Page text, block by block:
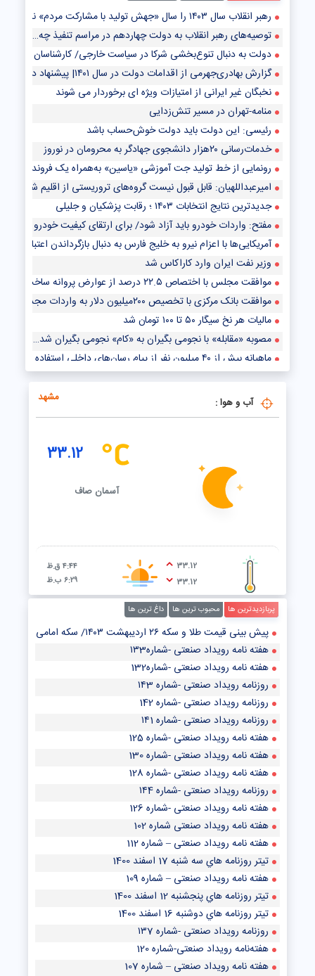
رهبر انقلاب سال ۱۴۰۳ را سال «جهش تولید با مشارکت مردم» نامگذاری کردند
توصیه‌های رهبر انقلاب به دولت چهاردهم در مراسم تنفیذ چه بود؟
دولت به دنبال تنوع‌بخشی شرکا در سیاست خارجی/ کارشناسان چه می‌گویند؟
گزارش بهادری‌جهرمی از اقدامات دولت در سال ۱۴۰۱| پیشنهاد دولت برای افزایش حقوق‌ها، روش پلکانی بود
نخبگان غیر ایرانی از امتیازات ویژه ای برخوردار می شوند
منامه-تهران در مسیر تنش‌زدایی
رئیسی: این دولت باید دولت خوش‌حساب باشد
خدمات‌رسانی ۲۰هزار دانشجوی جهادگر به محرومان در نوروز
رونمایی از خط تولید جت آموزشی «یاسین» به‌همراه یک فروند جدید
امیرعبداللهیان: قابل قبول نیست گروه‌های تروریستی از اقلیم شمال
جدیدترین نتایج انتخابات ۱۴۰۳ ؛ رقابت پزشکیان و جلیلی
مفتح: واردات خودرو باید آزاد شود/ برای ارتقای کیفیت خودرو فضای
آمریکایی‌ها با اعزام نیرو به خلیج فارس به دنبال بازگرداندن اعتبار از
وزیر نفت ایران وارد کاراکاس شد
موافقت مجلس با اختصاص ۲۲.۵ درصد از عوارض پروانه ساخت برای بیمه کارگران ساختمانی
موافقت بانک مرکزی با تخصیص ۲۰۰میلیون دلار به واردات مجدد خودروهای نو
مالیات هر نخ سیگار ۵۰ تا ۱۰۰ تومان شد
مصوبه «مقابله» با نجومی بگیران به «کام» نجومی بگیران شد؟!
ماهیانه بیش از ۴۰ میلیون نفر از پیام رسان‌های داخلی استفاده می‌کنند
طرح مربوط به فضای مجازی، دوباره در دستور کار مجلس قرار می‌گیرد
آب و هوا : مشهد
33.12
آسمان صاف
33.12
33.12
۴:۴۴ ق.ظ
۶:۲۹ ب.ظ
پربازدیدترین ها محبوب ترین ها داغ ترین ها
پیش‌ بینی قیمت طلا و سکه ۲۶ اردیبهشت ۱۴۰۳/ سکه امامی از رشد قیمت در بازار طلا جا ماند
هفته نامه رویداد صنعتی -شماره۱۳3
هفته نامه رویداد صنعتی -شماره132
روزنامه رویداد صنعتی -شماره ۱۴3
روزنامه رویداد صنعتی -شماره 142
روزنامه رویداد صنعتی -شماره ۱۴1
هفته نامه رویداد صنعتی -شماره 125
هفته نامه رویداد صنعتی -شماره 130
هفته نامه رویداد صنعتی -شماره 128
روزنامه رویداد صنعتی -شماره ۱۴4
هفته نامه رویداد صنعتی -شماره 126
هفته نامه رویداد صنعتی شماره 102
هفته نامه رویداد صنعتی – شماره 112
تيتر روزنامه هاي سه شنبه 17 اسفند 1400
هفته نامه رویداد صنعتی – شماره 109
تيتر روزنامه هاي پنجشنبه 12 اسفند 1400
تيتر روزنامه هاي دوشنبه 16 اسفند 1400
روزنامه رویداد صنعتی -شماره ۱۳7
هفته‌نامه رویداد صنعتی-شماره 120
هفته نامه رویداد صنعتی – شماره 107